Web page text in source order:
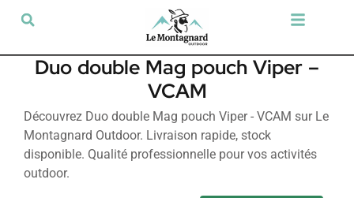
Duo double Mag pouch Viper –
VCAM
Découvrez Duo double Mag pouch Viper - VCAM sur Le
Montagnard Outdoor. Livraison rapide, stock
disponible. Qualité professionnelle pour vos activités
outdoor.